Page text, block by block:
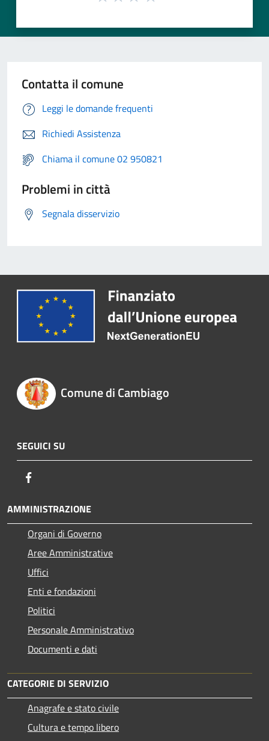
Contatta il comune
Leggi le domande frequenti
Richiedi Assistenza
Chiama il comune 02 950821
Problemi in città
Segnala disservizio
Comune di Cambiago
SEGUICI SU
AMMINISTRAZIONE
Organi di Governo
Aree Amministrative
Uffici
Enti e fondazioni
Politici
Personale Amministrativo
Documenti e dati
CATEGORIE DI SERVIZIO
Anagrafe e stato civile
Cultura e tempo libero